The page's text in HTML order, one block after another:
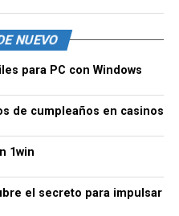
NUEVO
para PC con Windows
de cumpleaños en casinos
1win
el secreto para impulsar